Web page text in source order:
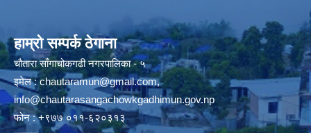
हाम्रो सम्पर्क ठेगाना
चौतारा साँगाचोकगढी नगरपालिका - ५
इमेल :chautaramun@gmail.com,
info@chautarasangachowkgadhimun.gov.np
फोन : +९७७ ०११-६२०३१३